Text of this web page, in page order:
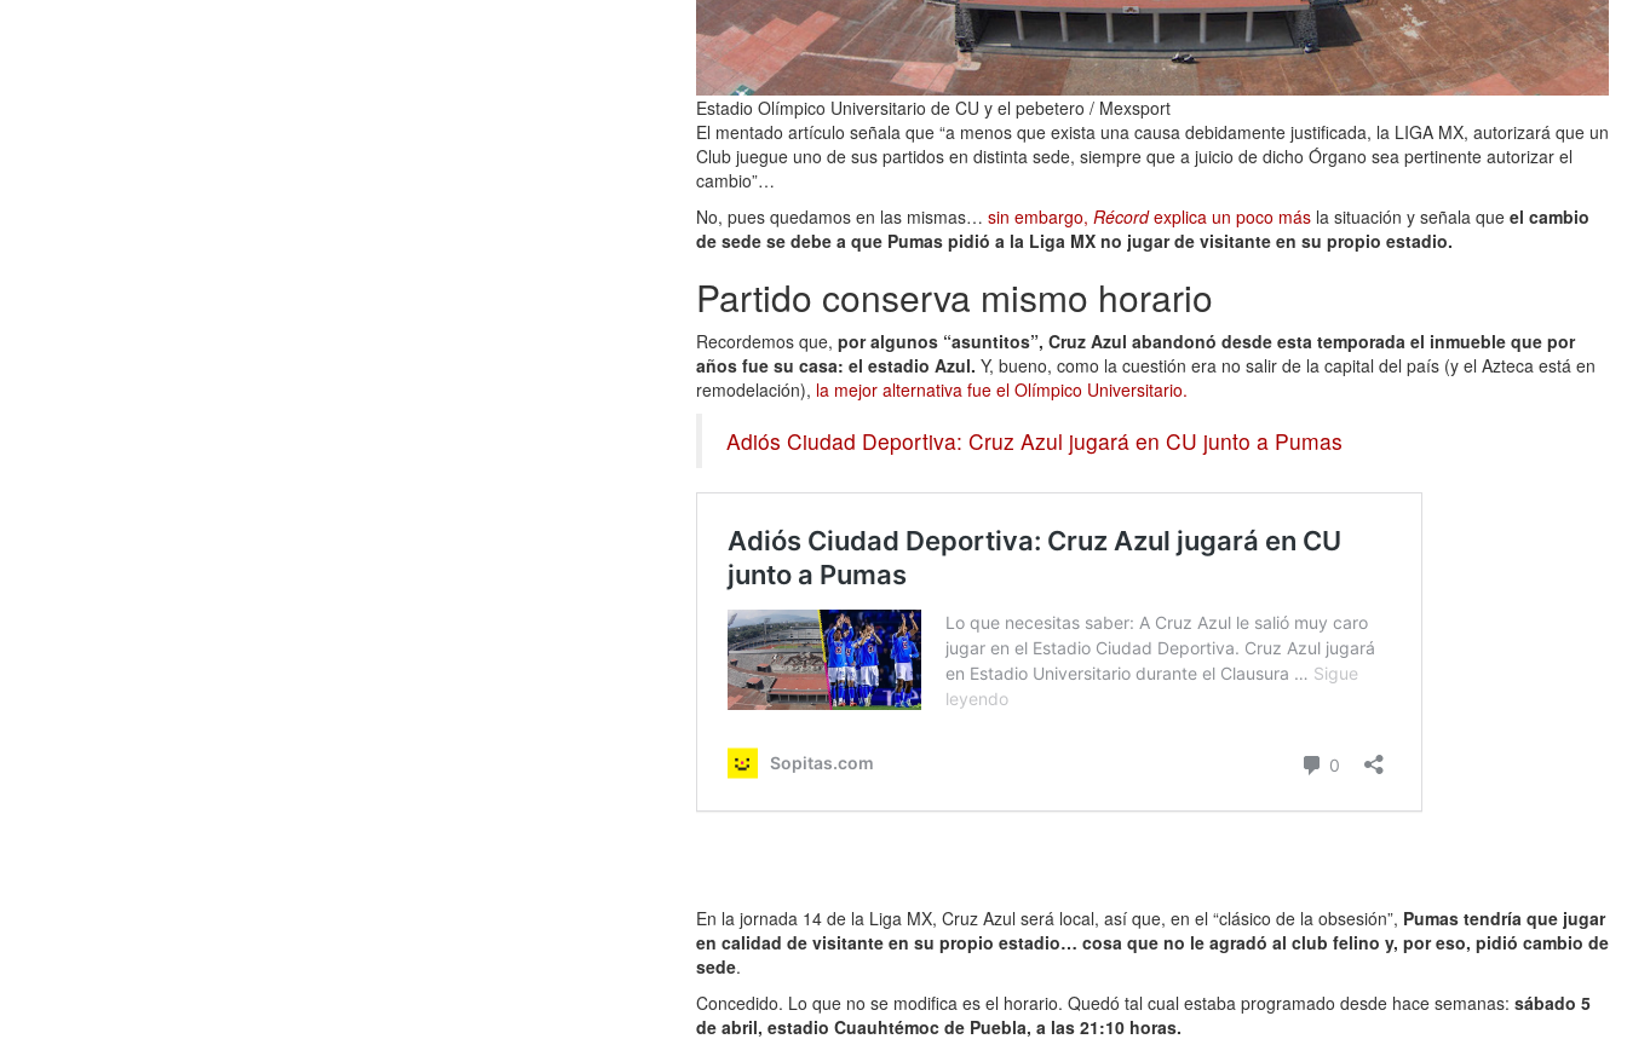
Estadio Olímpico Universitario de CU y el pebetero / Mexsport
El mentado artículo señala que “a menos que exista una causa debidamente justificada, la LIGA MX, autorizará que un
Club juegue uno de sus partidos en distinta sede, siempre que a juicio de dicho Órgano sea pertinente autorizar el
cambio”…
No, pues quedamos en las mismas… sin embargo, Récordexplica un poco más la situación y señala que el cambio
de sede se debe a que Pumas pidió a la Liga MX no jugar de visitante en su propio estadio.
Partido conserva mismo horario
Recordemos que, por algunos “asuntitos”, Cruz Azul abandonó desde esta temporada el inmueble que por
años fue su casa: el estadio Azul. Y, bueno, como la cuestión era no salir de la capital del país (y el Azteca está en
remodelación), la mejor alternativa fue el Olímpico Universitario.
Adiós Ciudad Deportiva: Cruz Azul jugará en CU junto a Pumas
En la jornada 14 de la Liga MX, Cruz Azul será local, así que, en el “clásico de la obsesión”, Pumas tendría que jugar
en calidad de visitante en su propio estadio… cosa que no le agradó al club felino y, por eso, pidió cambio de
sede.
Concedido. Lo que no se modifica es el horario. Quedó tal cual estaba programado desde hace semanas: sábado 5
de abril, estadio Cuauhtémoc de Puebla, a las 21:10 horas.